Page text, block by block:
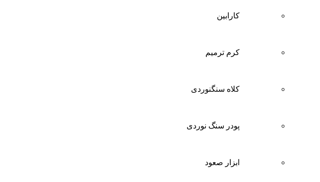
کارابین
کرم ترمیم
کلاه سنگنوردی
پودر سنگ نوردی
ابزار صعود